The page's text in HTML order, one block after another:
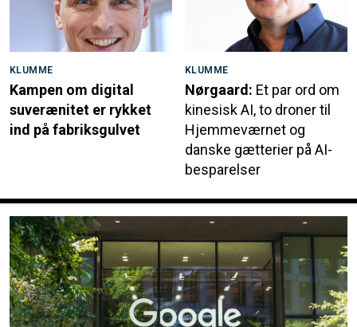
KLUMME
Kampen om digital
suverænitet er rykket
ind på fabriksgulvet
KLUMME
Nørgaard: Et par ord om
kinesisk AI, to droner til
Hjemmeværnet og
danske gætterier på AI-
besparelser